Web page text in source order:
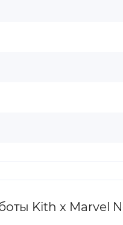
Kith x Marvel